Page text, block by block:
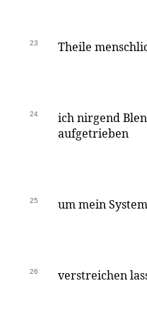
23 Theile
24
ich nirgend
aufgetrieben
25 um mein
26 verstreichen